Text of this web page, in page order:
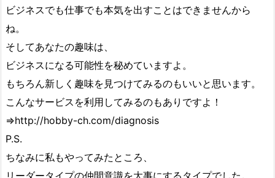
ビジネスでも仕事でも本気を出すことはできませんから
ね。
そしてあなたの趣味は、
ビジネスになる可能性を秘めていますよ。
もちろん新しく趣味を見つけてみるのもいいと思います。
こんなサービスを利用してみるのもありですよ！
⇒http://hobby-ch.com/diagnosis
P.S.
ちなみに私もやってみたところ、
リーダータイプの仲間意識を大事にするタイプでした。